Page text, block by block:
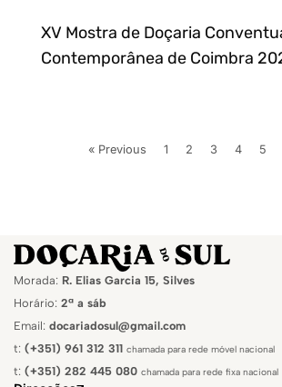
XV Mostra de Doçaria
Contemporânea de Coimbra
« Previous 1 2 3 4 5
Morada: R. Elias Garcia 15, Silves
Horário: 2ª a sáb
Email: docariadosul@gmail.com
t: (+351) 961 312 311 chamada para rede móvel nacional
t: (+351) 282 445 080 chamada para rede fixa nacional